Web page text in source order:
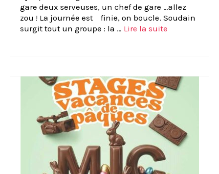
gare deux serveuses, un chef de gare …allez
zou ! La journée est finie, on boucle. Soudain
surgit tout un groupe : la … Lire la suite­­